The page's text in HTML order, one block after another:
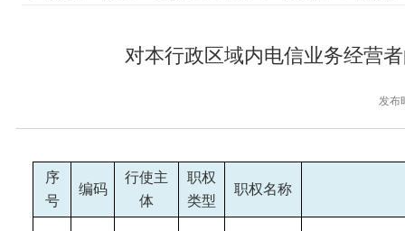
对本行政区域内电信业务经营
发
序
号
编码
行使主
体
职权
类型
职权名称